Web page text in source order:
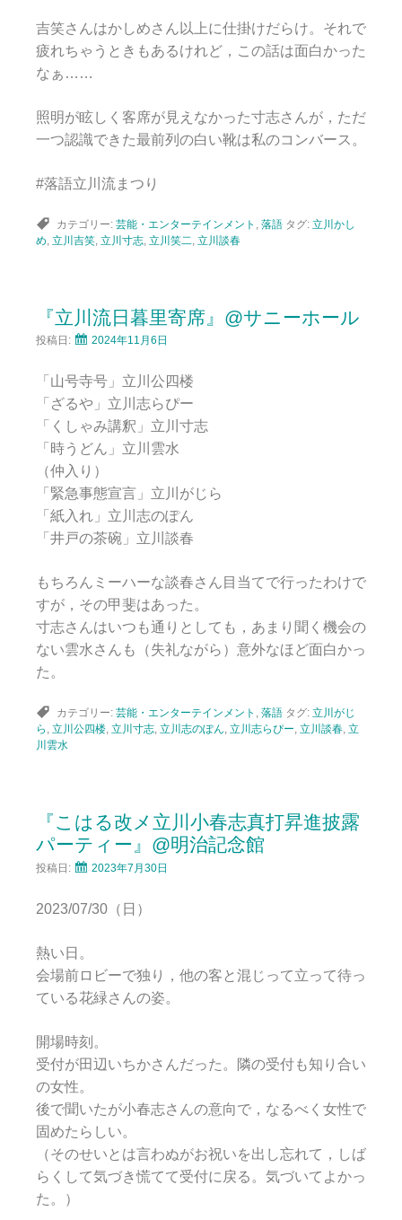
吉笑さんはかしめさん以上に仕掛けだらけ。それで
疲れちゃうときもあるけれど，この話は面白かった
なぁ……
照明が眩しく客席が見えなかった寸志さんが，ただ
一つ認識できた最前列の白い靴は私のコンバース。
#落語立川流まつり
カテゴリー: 芸能・エンターテインメント , 落語 タグ: 立川かし
め, 立川吉笑, 立川寸志, 立川笑二, 立川談春
『立川流日暮里寄席』@サニーホール
投稿日: 2024年11月6日
「山号寺号」立川公四楼
「ざるや」立川志らぴー
「くしゃみ講釈」立川寸志
「時うどん」立川雲水
（仲入り）
「緊急事態宣言」立川がじら
「紙入れ」立川志のぽん
「井戸の茶碗」立川談春
もちろんミーハーな談春さん目当てで行ったわけで
すが，その甲斐はあった。
寸志さんはいつも通りとしても，あまり聞く機会の
ない雲水さんも（失礼ながら）意外なほど面白かっ
た。
カテゴリー: 芸能・エンターテインメント , 落語 タグ: 立川がじ
ら , 立川公四楼, 立川寸志, 立川志のぽん, 立川志らぴー, 立川談春, 立
川雲水
『こはる改メ立川小春志真打昇進披露
パーティー』@明治記念館
投稿日: 2023年7月30日
2023/07/30（日）
熱い日。
会場前ロビーで独り，他の客と混じって立って待っ
ている花緑さんの姿。
開場時刻。
受付が田辺いちかさんだった。隣の受付も知り合い
の女性。
後で聞いたが小春志さんの意向で，なるべく女性で
固めたらしい。
（そのせいとは言わぬがお祝いを出し忘れて，しば
らくして気づき慌てて受付に戻る。気づいてよかっ
た。）